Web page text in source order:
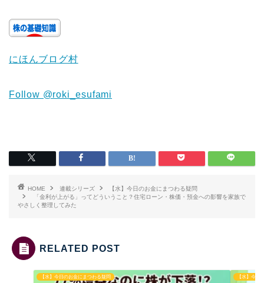
にほんブログ村
Follow @roki_esufami
HOME 連載シリーズ
【水】今日のお金にまつわる疑問
「金利が上がる」ってどういうこと？住宅ローン・株価・預金への影響を家族で
やさしく整理してみた
RELATED POST
【水】今日のお金にまつわる疑問 【水】今日